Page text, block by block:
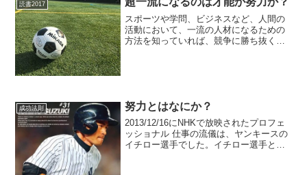
読書2017
スポーツや学問、ビジネスなど、人間の
活動において、一流の人材になるための
方法を知っていれば、競争に勝ち抜くこ
成功法則 努力とはなにか？
2013/12/16にNHKで放映されたプロフェ
ッショナル 仕事の流儀は、ヤンキースの
イチロー選手でした。イチロー選手とい